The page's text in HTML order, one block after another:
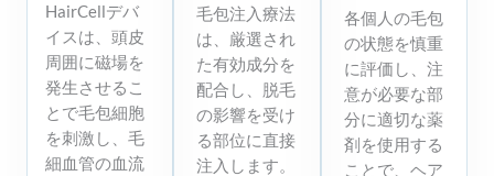
HairCellデバ
イスは、頭皮
周囲に磁場を
発生させるこ
とで毛包細胞
を刺激し、毛
細血管の血流
毛包注入療法
は、厳選され
た有効成分を
配合し、脱毛
の影響を受け
る部位に直接
注入します。
各個人の毛包
の状態を慎重
に評価し、注
意が必要な部
分に適切な薬
剤を使用する
ことで、ヘア